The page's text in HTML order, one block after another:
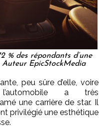
% des répondants d’une
EpicStockMedia
peu sûre d’elle, voire
l’automobile a très
une carrière de star. Il
privilégié une esthétique